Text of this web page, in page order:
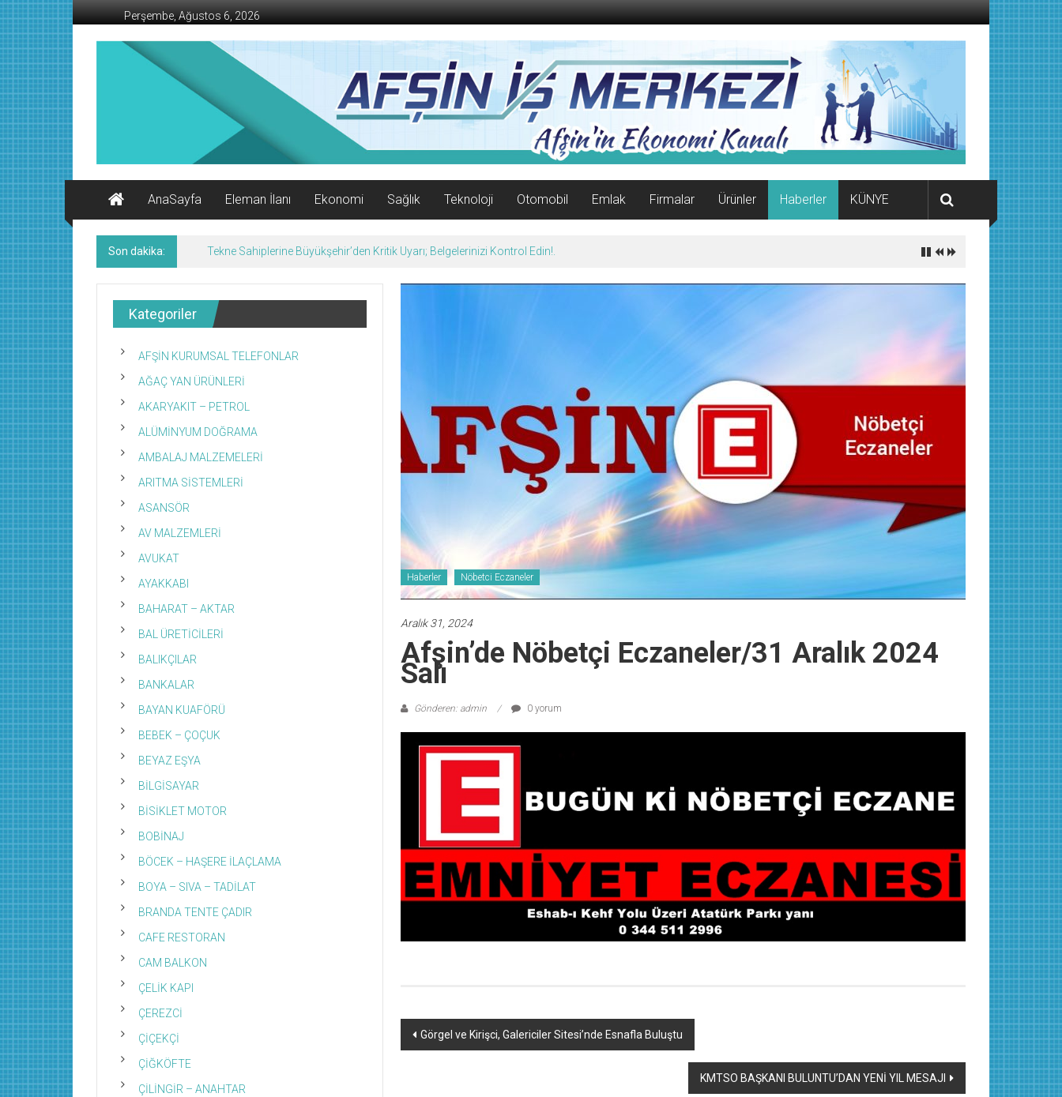
İçeriğe
geç
Perşembe, Ağustos 6, 2026
AFŞİN
Ekonomi
Kanalı
AnaSayfa
Eleman İlanı Ekonomi Sağlık Teknoloji Otomobil Emlak Firmalar Ürünler Haberler KÜNYE
Son dakika: Tekne Sahiplerine Büyükşehir’den Kritik Uyarı; Belgelerinizi Kontrol Edin!.
Haberler Nöbetci Eczaneler
Aralık 31, 2024
Afşin’de Nöbetçi Eczaneler/31 Aralık 2024
Salı
Gönderen: admin 0 yorum
Yazı
Görgel ve Kirişci, Galericiler Sitesi’nde Esnafla Buluştu
KMTSO BAŞKANI BULUNTU’DAN YENİ YIL MESAJI
Kategoriler
AFŞİN KURUMSAL TELEFONLAR
AĞAÇ YAN ÜRÜNLERİ
AKARYAKIT – PETROL
ALÜMİNYUM DOĞRAMA
AMBALAJ MALZEMELERİ
ARITMA SİSTEMLERİ
ASANSÖR
AV MALZEMLERİ
AVUKAT
AYAKKABI
BAHARAT – AKTAR
BAL ÜRETİCİLERİ
BALIKÇILAR
BANKALAR
BAYAN KUAFÖRÜ
BEBEK – ÇOÇUK
BEYAZ EŞYA
BİLGİSAYAR
BİSİKLET MOTOR
BOBİNAJ
BÖCEK – HAŞERE İLAÇLAMA
BOYA – SIVA – TADİLAT
BRANDA TENTE ÇADIR
CAFE RESTORAN
CAM BALKON
ÇELİK KAPI
ÇEREZCİ
ÇİÇEKÇİ
ÇİĞKÖFTE
ÇİLİNGİR – ANAHTAR